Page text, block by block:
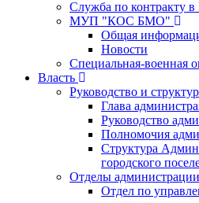
Служба по контракту
МУП "КОС БМО"
Общая
Новости
Специальная-военная
Власть
Руководство и
Глава
Руководство
Полномочия
Структура
городского
Отделы
Отдел по